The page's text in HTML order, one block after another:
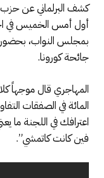
كشف البرلماني عن حزب
أول أمس الخميس في
بمجلس النواب،
جائحة كورونا.
فين كانت كاتمشي”.